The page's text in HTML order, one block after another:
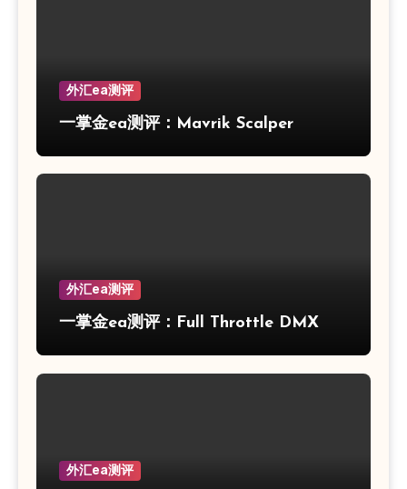
外汇ea测评
一掌金ea测评：Mavrik Scalper
外汇ea测评
一掌金ea测评：Full Throttle DMX
外汇ea测评